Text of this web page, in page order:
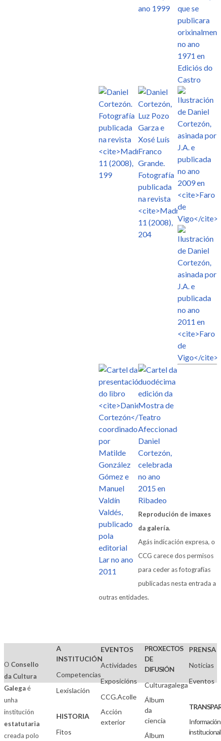
Reprodución de imaxes
da galería.
Agás indicación expresa, o
CCG carece dos permisos
para ceder as fotografías
publicadas nesta entrada a
outras entidades.
O Consello
da Cultura
Galegaé
unha
institución
estatutaria
creada polo
A
INSTITUCIÓN
Competencias
Lexislación
HISTORIA
Fitos
EVENTOS
Actividades
Exposicións
CCG.Acolle
Acción
exterior
PROXECTOS
DE
DIFUSIÓN
Culturagalega
Álbum
da
ciencia
Álbum
PRENSA
Noticias
Eventos
Información
institucional